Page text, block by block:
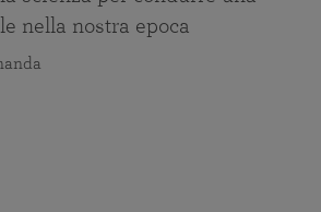
nella nostra epoca